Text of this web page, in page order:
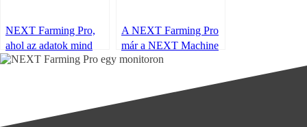
NEXT Farming Pro,
ahol az adatok mind
egy helyen vannak
A NEXT Farming Pro
már a NEXT Machine
Management rendszert